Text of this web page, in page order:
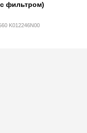
фильтром)
K012246N00